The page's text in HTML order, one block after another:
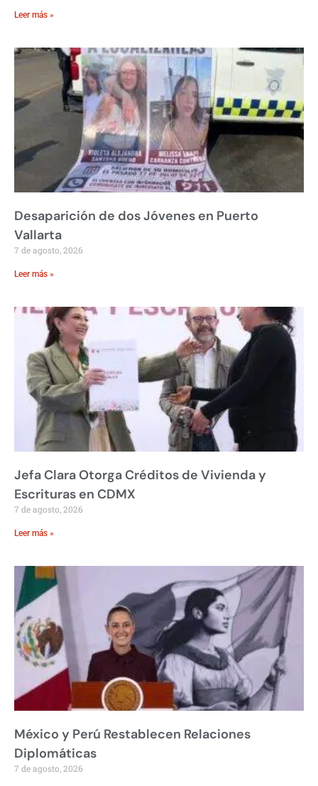
Leer más »
Desaparición de dos Jóvenes en Puerto
Vallarta
7 de agosto, 2026
Leer más »
Jefa Clara Otorga Créditos de Vivienda y
Escrituras en CDMX
7 de agosto, 2026
Leer más »
México y Perú Restablecen Relaciones
Diplomáticas
7 de agosto, 2026